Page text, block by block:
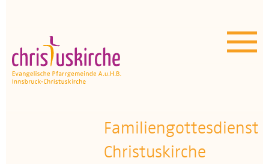
Unser Angebot
OEZ
Wissenswertes
Familiengottesdienst
Christuskirche